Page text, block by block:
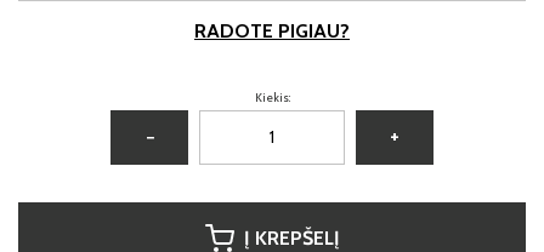
RADOTE PIGIAU?
Kiekis:
− +
Į KREPŠELĮ